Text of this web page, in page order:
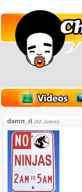
damn_it(42 Jahre)